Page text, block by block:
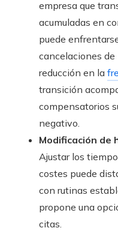
empresa que
acumuladas en
puede
cancelaciones
reducción en la
transición
compensatorios
negativo.
Modificación de
Ajustar los
costes puede
con rutinas
propone una
citas.